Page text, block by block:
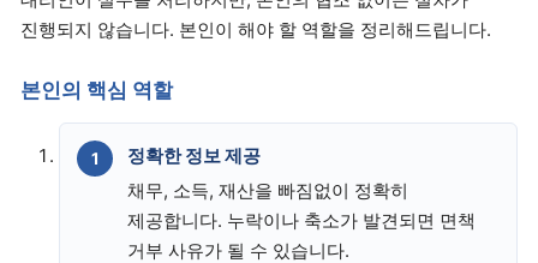
진행되지 않습니다. 본인이 해야 할 역할을 정리해드립니다.
본인의 핵심 역할
정확한 정보 제공
채무, 소득, 재산을 빠짐없이 정확히
제공합니다. 누락이나 축소가 발견되면 면책
거부 사유가 될 수 있습니다.